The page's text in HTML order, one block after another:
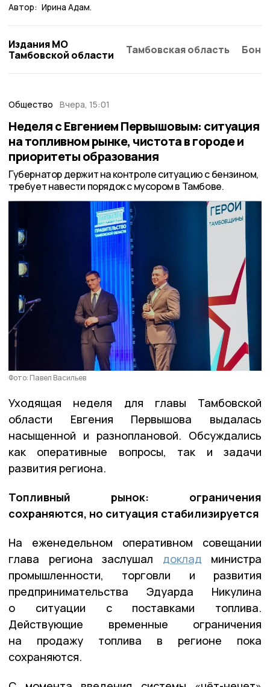
Автор: Ирина Адам.
Издания МО
Тамбовской области
Тамбовская область
Общество Вчера, 15:01
Неделя с Евгением Первышовым: ситуация
на топливном рынке, чистота в городе и
приоритеты образования
Губернатор держит на контроле ситуацию с бензином,
требует навести порядок с мусором в Тамбове.
Фото: Павел Васильев
Уходящая неделя для главы Тамбовской
области Евгения Первышова выдалась
насыщенной и разноплановой. Обсуждались
как оперативные вопросы, так и задачи
развития региона.
Топливный рынок: ограничения
сохраняются, но ситуация стабилизируется
На еженедельном оперативном совещании
глава региона заслушал доклад министра
промышленности, торговли и развития
предпринимательства Эдуарда Никулина
о ситуации с поставками топлива.
Действующие временные ограничения
на продажу топлива в регионе пока
сохраняются.